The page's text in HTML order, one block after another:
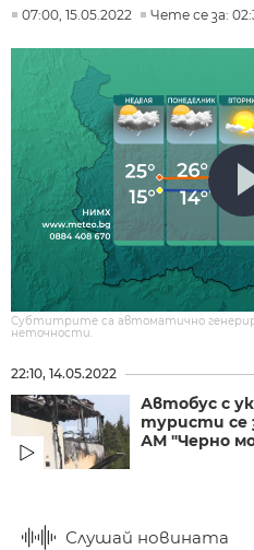
07:00, 15.05.2022 Чете се за:
Субтитрите са автоматично
неточности.
22:10, 14.05.2022
Автобус с
туристи се
АМ "Черно
Слушай новината